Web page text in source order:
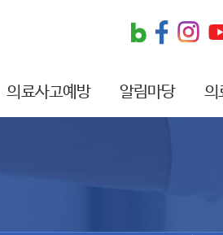
의료사고예방 알림마당 의